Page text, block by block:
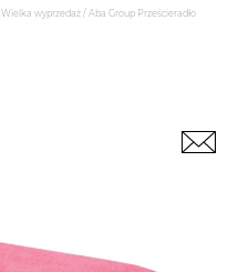
Wielka wyprzedaż / Aba Group Prześcieradło